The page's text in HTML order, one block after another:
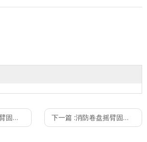
支架 下一篇 :消防卷盘摇臂固定支架